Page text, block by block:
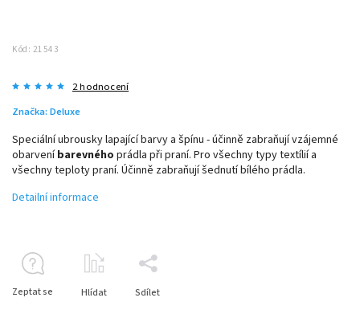
Kód: 21543
2 hodnocení
Značka: Deluxe
Speciální ubrousky lapající barvy a špínu - účinně zabraňují vzájemné
obarveníbarevného prádla při praní. Pro všechny typy textílií a
všechny teploty praní. Účinně zabraňují šednutí bílého prádla.
Detailní informace
Zeptat se Hlídat Sdílet